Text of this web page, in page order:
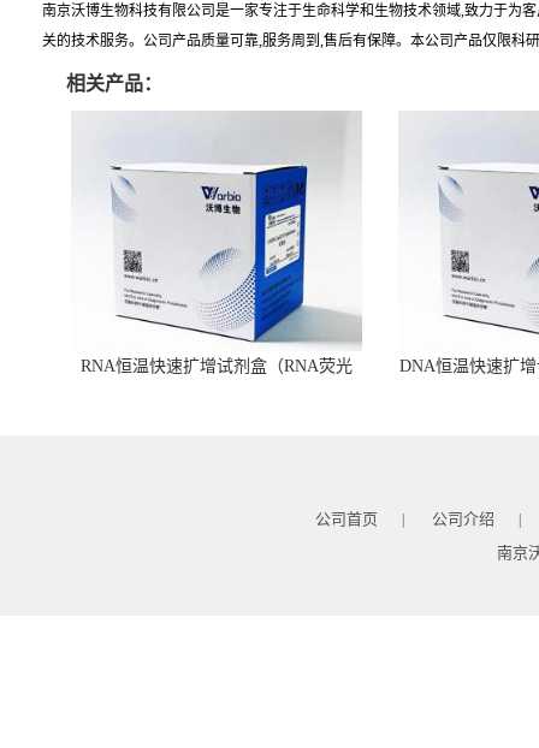
南京沃博生物科技有限公司是一家专注于生命科学和生物技术领域,致力于为
关的技术服务。公司产品质量可靠,服务周到,售后有保障。本公司产品仅限科
相关产品：
RNA恒温快速扩增试剂盒（RNA荧光
DNA恒温快速扩
公司首页 | 公司介绍 |
南京